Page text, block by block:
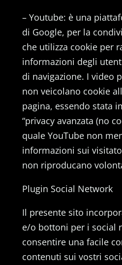
– Youtube: è una
di Google, per la
che utilizza cookie per
informazioni degli
di navigazione. I video
non veicolano cookie
pagina, essendo stata
“privacy avanzata (no
quale YouTube non
informazioni sui
non riproducano
Plugin Social Network
Il presente sito
e/o bottoni per i social
consentire una facile
contenuti sui vostri